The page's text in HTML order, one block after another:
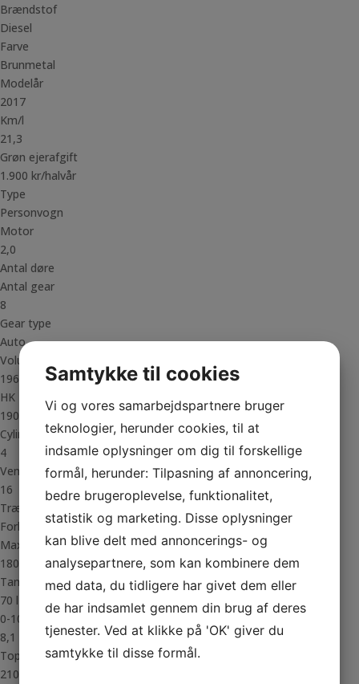
Brændstof
Diesel
Farve
Brunmetal
Modelår
2017
Km/l
21,3
Grøn ejerafgift
1.900 kr/halvår
Type
Personvogn
Motor
2,0
Antal døre
Antal gear
8
Gear type
Auto
Volume
1969
HK
190
Cylindre
4
Ventiler
16
Trækhjul
Forhjul
Max. påhæng
1800 Kg.
Tank
70 l
0-100 km/t.
8,1
Topfart
210 km/t.
Samtykke til cookies
Vi og vores samarbejdspartnere bruger
teknologier, herunder cookies, til at
indsamle oplysninger om dig til forskellige
formål, herunder: Tilpasning af annoncering,
bedre brugeroplevelse, funktionalitet,
statistik og marketing. Disse oplysninger
kan blive delt med annoncerings- og
analysepartnere, som kan kombinere dem
med data, du tidligere har givet dem eller
de har indsamlet gennem din brug af deres
tjenester. Ved at klikke på 'OK' giver du
samtykke til disse formål.